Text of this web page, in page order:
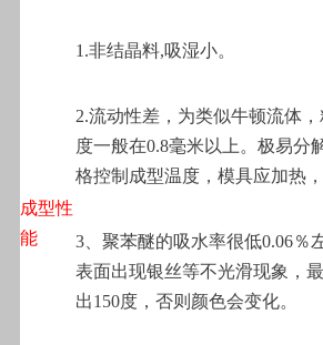
成型性
能
1.非结晶料,吸湿小。
2.流动性差，为类似牛顿流体
度一般在0.8毫米以上。极易分
格控制成型温度，模具应加热
3 、聚苯醚的吸水率很低0.06
表面出现银丝等不光滑现象，
出150度，否则颜色会变化。